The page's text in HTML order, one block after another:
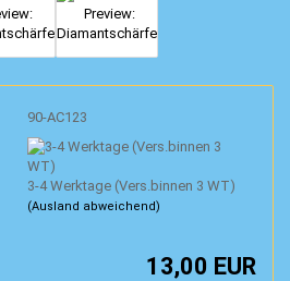
90-AC123
3-4 Werktage (Vers.binnen 3 WT)
(Ausland abweichend)
13,00 EUR